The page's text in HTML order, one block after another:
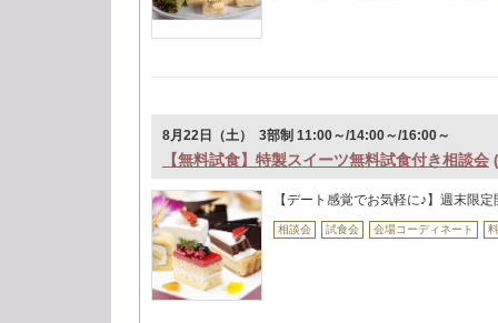
8月22日（土） 3部制 11:00～/14:00～/16:00～
【無料試食】特製スイーツ無料試食付き相談会 (
【デート感覚でお気軽に♪】週末限
相談会 試食会 会場コーディネート